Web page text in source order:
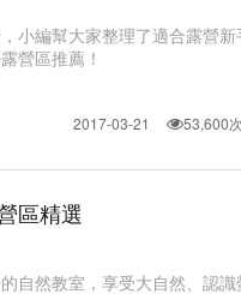
小編幫大家整理了適合露營新
營區推薦！
2017-03-21 53,600
區精選
自然教室，享受大自然、認識